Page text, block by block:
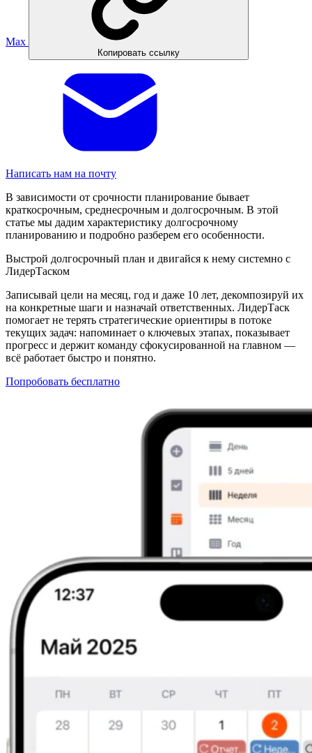
Max
Копировать ссылку
Написать нам на почту
В зависимости от срочности планирование бывает
краткосрочным, среднесрочным и долгосрочным. В этой
статье мы дадим характеристику долгосрочному
планированию и подробно разберем его особенности.
Выстрой долгосрочный план и двигайся к нему системно с
ЛидерТаском
Записывай цели на месяц, год и даже 10 лет, декомпозируй их
на конкретные шаги и назначай ответственных. ЛидерТаск
помогает не терять стратегические ориентиры в потоке
текущих задач: напоминает о ключевых этапах, показывает
прогресс и держит команду сфокусированной на главном —
всё работает быстро и понятно.
Попробовать бесплатно